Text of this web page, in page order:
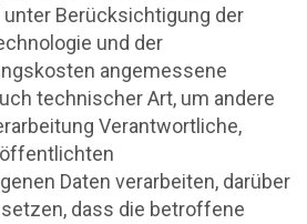
unter Berücksichtigung der
und der
angemessene
technischer Art, um andere
Verantwortliche,
Daten verarbeiten, darüber
dass die betroffene